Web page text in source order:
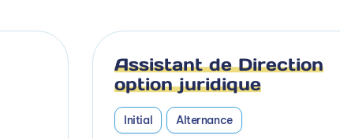
Assistant de Direction
option juridique
Initial Alternance